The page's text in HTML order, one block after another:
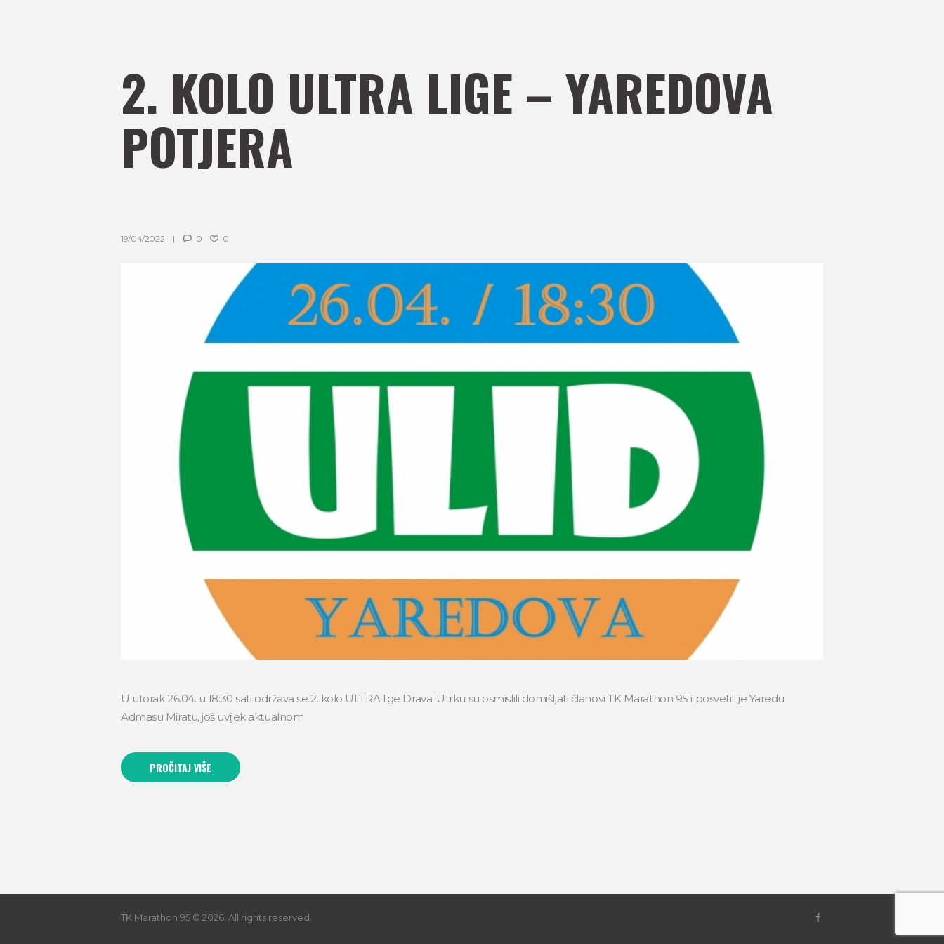
2. KOLO ULTRA LIGE – YAREDOVA
POTJERA
19/04/2022 0 0
U utorak 26.04. u 18:30 sati održava se 2. kolo ULTRA lige Drava. Utrku su osmislili domišljati članovi TK Marathon 95 i posvetili je Yaredu
Admasu Miratu, još uvijek aktualnom
PROČITAJ VIŠE
TK Marathon 95 © 2026. All rights reserved.